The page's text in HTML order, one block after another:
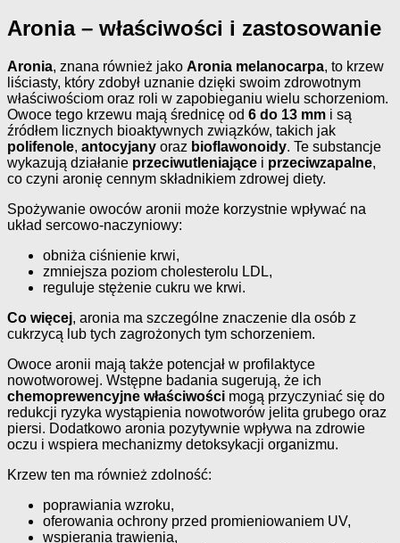
Aronia – właściwości i zastosowanie
Aronia, znana również jako Aronia melanocarpa, to krzew
liściasty, który zdobył uznanie dzięki swoim zdrowotnym
właściwościom oraz roli w zapobieganiu wielu schorzeniom.
Owoce tego krzewu mają średnicę od 6 do 13 mm i są
źródłem licznych bioaktywnych związków, takich jak
polifenole, antocyjany oraz bioflawonoidy. Te substancje
wykazują działanie przeciwutleniające i przeciwzapalne,
co czyni aronię cennym składnikiem zdrowej diety.
Spożywanie owoców aronii może korzystnie wpływać na
układ sercowo-naczyniowy:
obniża ciśnienie krwi,
zmniejsza poziom cholesterolu LDL,
reguluje stężenie cukru we krwi.
Co więcej, aronia ma szczególne znaczenie dla osób z
cukrzycą lub tych zagrożonych tym schorzeniem.
Owoce aronii mają także potencjał w profilaktyce
nowotworowej. Wstępne badania sugerują, że ich
chemoprewencyjne właściwości mogą przyczyniać się do
redukcji ryzyka wystąpienia nowotworów jelita grubego oraz
piersi. Dodatkowo aronia pozytywnie wpływa na zdrowie
oczu i wspiera mechanizmy detoksykacji organizmu.
Krzew ten ma również zdolność:
poprawiania wzroku,
oferowania ochrony przed promieniowaniem UV,
wspierania trawienia,